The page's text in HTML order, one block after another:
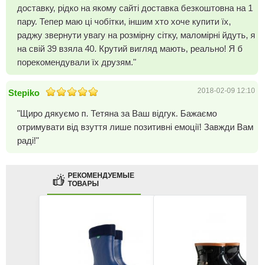
доставку, рідко на якому сайті доставка безкоштовна на 1
пару. Тепер маю ці чобітки, іншим хто хоче купити їх,
раджу звернути увагу на розмірну сітку, маломірні йдуть, я
на свій 39 взяла 40. Крутий вигляд мають, реально! Я б
порекомендували їх друзям."
Stepiko 2018-02-09 12:10
"Щиро дякуємо п. Тетяна за Ваш відгук. Бажаємо
отримувати від взуття лише позитивні емоції! Завжди Вам
раді!"
РЕКОМЕНДУЕМЫЕ
ТОВАРЫ